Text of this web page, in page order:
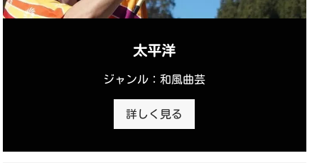
太平洋
ジャンル：和風曲芸
詳しく見る